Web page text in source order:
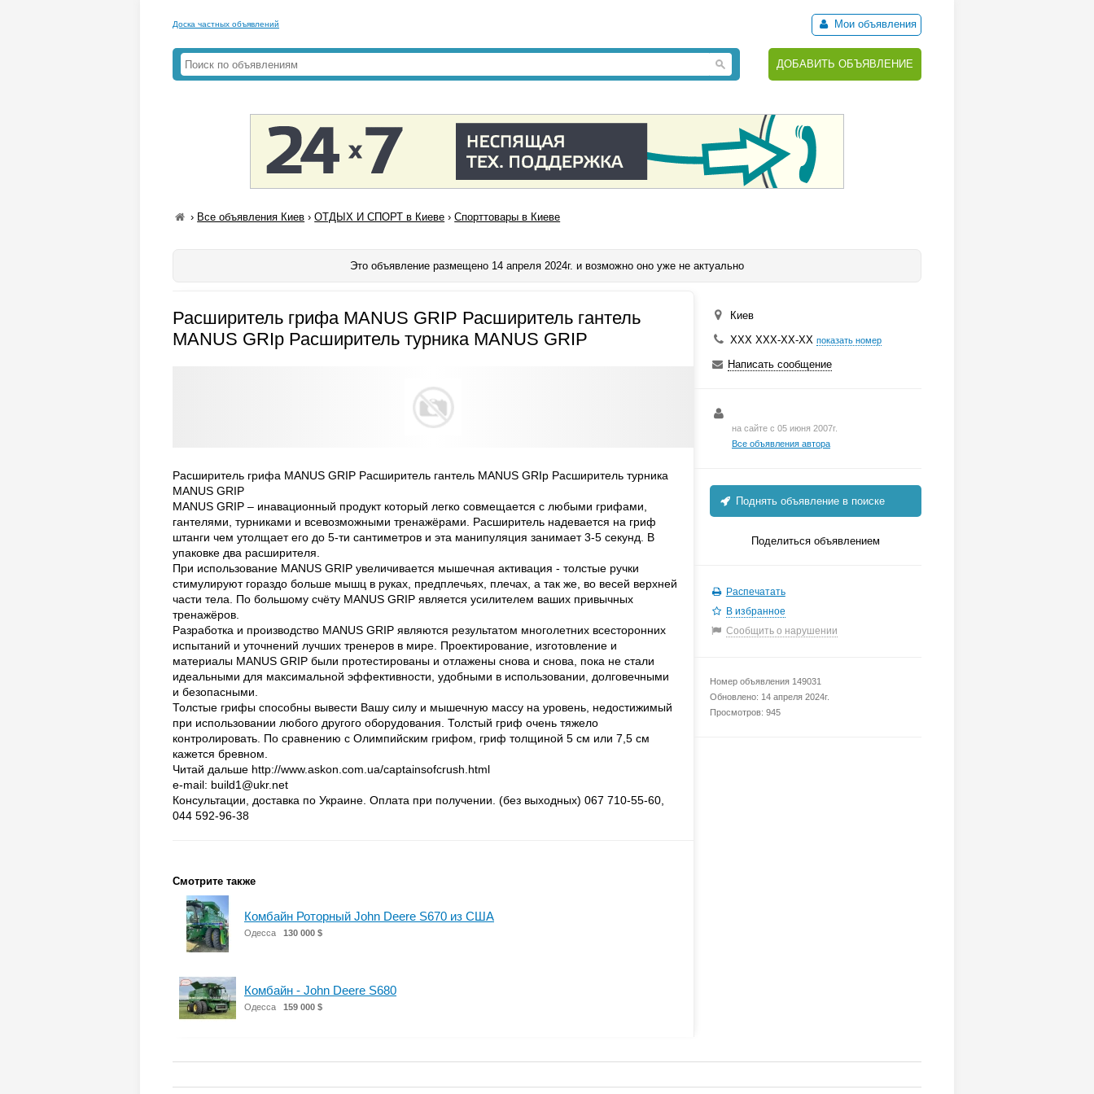
Доска частных объявлений Мои объявления
ДОБАВИТЬ ОБЪЯВЛЕНИЕ
› Все объявления Киев ›ОТДЫХ И СПОРТ в Киеве ›Спорттовары в Киеве
Это объявление размещено 14 апреля 2024г. и возможно оно уже не актуально
Расширитель грифа MANUS GRIP Расширитель гантель
MANUS GRIp Расширитель турника MANUS GRIP
Расширитель грифа MANUS GRIP Расширитель гантель MANUS GRIp Расширитель турника
MANUS GRIP
MANUS GRIP – инавационный продукт который легко совмещается с любыми грифами,
гантелями, турниками и всевозможными тренажёрами. Расширитель надевается на гриф
штанги чем утолщает его до 5-ти сантиметров и эта манипуляция занимает 3-5 секунд. В
упаковке два расширителя.
При использование MANUS GRIP увеличивается мышечная активация - толстые ручки
стимулируют гораздо больше мышц в руках, предплечьях, плечах, а так же, во весей верхней
части тела. По большому счёту MANUS GRIP является усилителем ваших привычных
тренажёров.
Разработка и производство MANUS GRIP являются результатом многолетних всесторонних
испытаний и уточнений лучших тренеров в мире. Проектирование, изготовление и
материалы MANUS GRIP были протестированы и отлажены снова и снова, пока не стали
идеальными для максимальной эффективности, удобными в использовании, долговечными
и безопасными.
Толстые грифы способны вывести Вашу силу и мышечную массу на уровень, недостижимый
при использовании любого другого оборудования. Толстый гриф очень тяжело
контролировать. По сравнению с Олимпийским грифом, гриф толщиной 5 см или 7,5 см
кажется бревном.
Читай дальше http://www.askon.com.ua/captainsofcrush.html
е-mail: build1@ukr.net
Консультации, доставка по Украине. Оплата при получении. (без выходных) 067 710-55-60,
044 592-96-38
Смотрите также
Комбайн Роторный John Deere S670 из США
Одесса 130 000 $
Комбайн - John Deere S680
Одесса 159 000 $
Киев
ХХХ ХХХ-ХХ-ХХ показать номер
Написать сообщение
на сайте с 05 июня 2007г.
Все объявления автора
Поднять объявление в поиске
Поделиться объявлением
Распечатать
В избранное
Сообщить о нарушении
Номер объявления 149031
Обновлено: 14 апреля 2024г.
Просмотров: 945